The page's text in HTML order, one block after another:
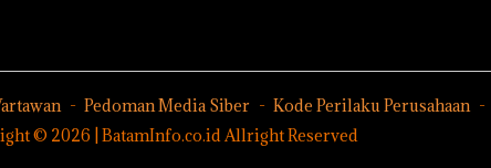
Pedoman Media Siber Kode Perilaku Perusahaan
© 2026 | BatamInfo.co.id Allright Reserved